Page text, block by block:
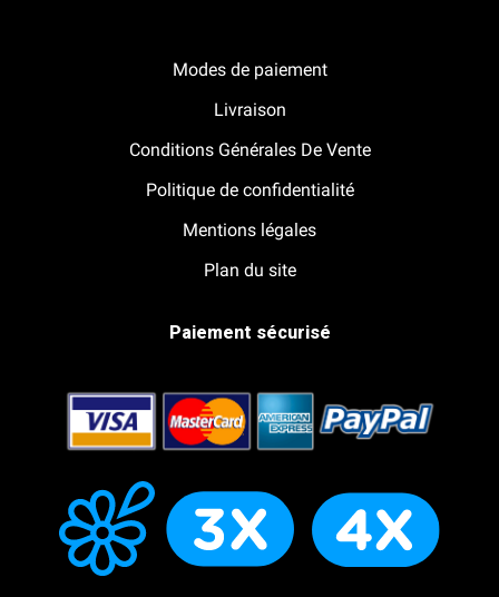
Modes de paiement
Livraison
Conditions Générales De Vente
Politique de confidentialité
Mentions légales
Plan du site
Paiement sécurisé